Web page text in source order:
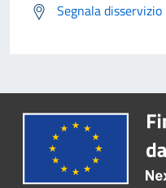
Segnala disservizio